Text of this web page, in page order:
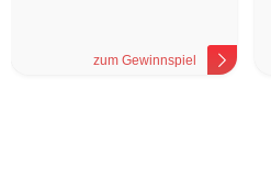
zum Gewinnspiel